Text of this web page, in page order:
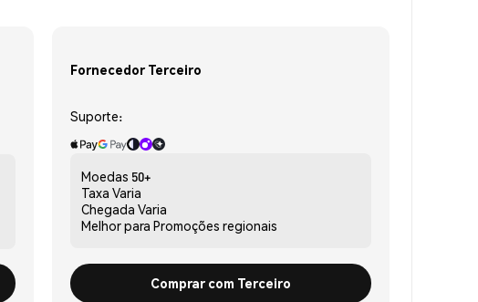
Fornecedor Terceiro
Suporte:
Moedas 50+
Taxa Varia
Chegada Varia
Melhor para Promoções regionais
Comprar com Terceiro